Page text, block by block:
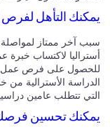
التأهل لفرص
آخر ممتاز لمواصلة
لاكتساب خبرة
على فرص عمل بعد
الأسترالية من خلال
تتطلب عامين دراسيين
تحسين فرصك في